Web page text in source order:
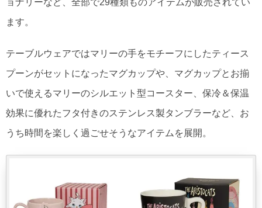
ョナリーなど、全部で29種類ものアイテムが販売されてい
ます。
テーブルウェアではマリーの手をモチーフにしたティース
プーンがセットになったマグカップや、マグカップとお揃
いで使えるマリーのシルエット型コースター、保冷＆保温
効果に優れたフタ付きのステンレス製タンブラーなど、お
うち時間を楽しく過ごせそうなアイテムを展開。